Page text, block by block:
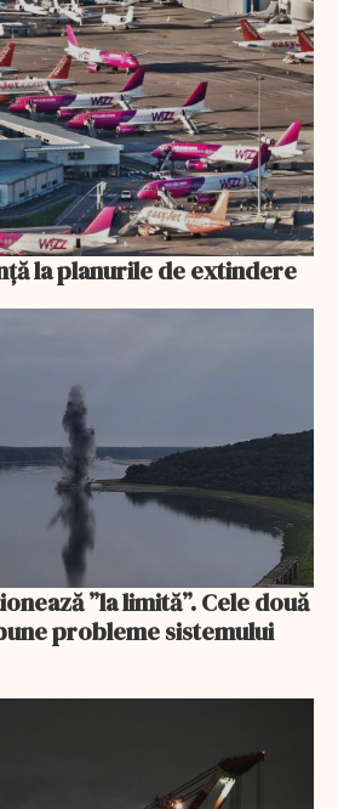
la planurile de extindere
”la limită”. Cele două
probleme sistemului